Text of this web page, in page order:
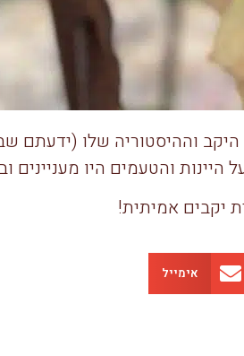
בהצגת היקב וההיסטוריה שלו
והטעמים היו
יקבים אמיתית!
אימייל